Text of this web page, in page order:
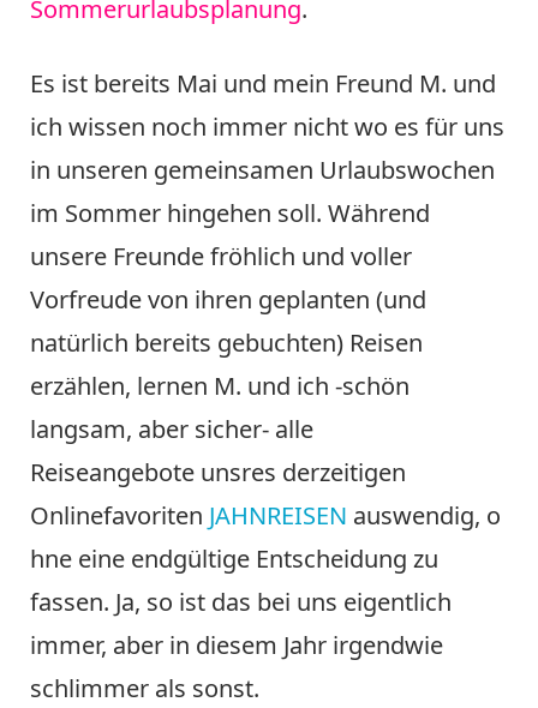
Sommerurlaubsplanung.
Es ist bereits Mai und mein Freund M. und
ich wissen noch immer nicht wo es für uns
in unseren gemeinsamen Urlaubswochen
im Sommer hingehen soll. Während
unsere Freunde fröhlich und voller
Vorfreude von ihren geplanten (und
natürlich bereits gebuchten) Reisen
erzählen, lernen M. und ich -schön
langsam, aber sicher- alle
Reiseangebote unsres derzeitigen
Onlinefavoriten JAHNREISEN auswendig, o
hne eine endgültige Entscheidung zu
fassen. Ja, so ist das bei uns eigentlich
immer, aber in diesem Jahr irgendwie
schlimmer als sonst.